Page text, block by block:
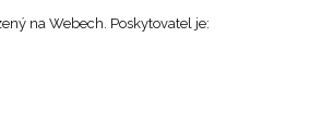
na Webech. Poskytovatel je: